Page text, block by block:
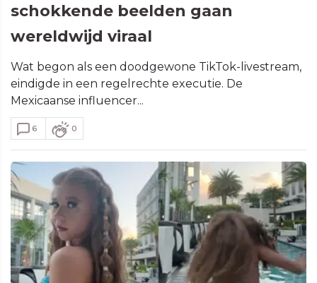
schokkende beelden gaan
wereldwijd viraal
Wat begon als een doodgewone TikTok-livestream,
eindigde in een regelrechte executie. De
Mexicaanse influencer...
6 0